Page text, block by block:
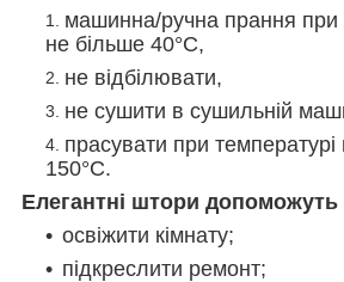
машинна/ручна прання при
не більше 40°C,
не відбілювати,
не сушити в сушильній
прасувати при
150°C.
Елегантні штори
освіжити кімнату;
підкреслити ремонт;